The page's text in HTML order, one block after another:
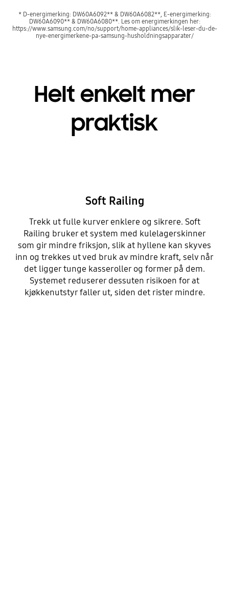
* D-energimerking: DW60A6092** & DW60A6082**, E-energimerking:
DW60A6090** & DW60A6080**. Les om energimerkingen her:
https://www.samsung.com/no/support/home-appliances/slik-leser-du-de-
nye-energimerkene-pa-samsung-husholdningsapparater/
Helt enkelt mer
praktisk
Soft Railing
Trekk ut fulle kurver enklere og sikrere. Soft
Railing bruker et system med kulelagerskinner
som gir mindre friksjon, slik at hyllene kan skyves
inn og trekkes ut ved bruk av mindre kraft, selv når
det ligger tunge kasseroller og former på dem.
Systemet reduserer dessuten risikoen for at
kjøkkenutstyr faller ut, siden det rister mindre.